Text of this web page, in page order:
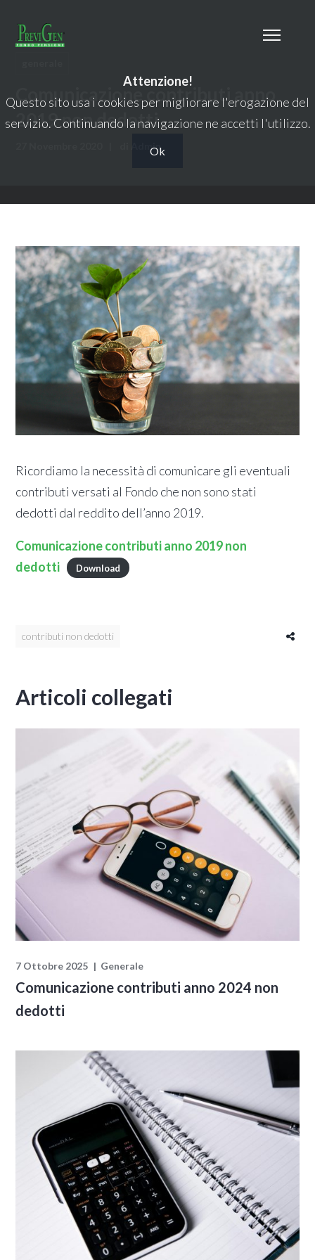
Attenzione!
Questo sito usa i cookies per migliorare l'erogazione del
servizio. Continuando la navigazione ne accetti l'utilizzo.
Ok
Comunicazione contributi anno
2019 non dedotti
Admin
Ricordiamo la necessità di comunicare gli eventuali
contributi versati al Fondo che non sono stati
dedotti dal reddito dell’anno 2019.
Comunicazione contributi anno 2019 non
dedotti
Download
contributi non dedotti
Articoli collegati
7 Ottobre 2025 Generale
Comunicazione contributi anno 2024 non
dedotti